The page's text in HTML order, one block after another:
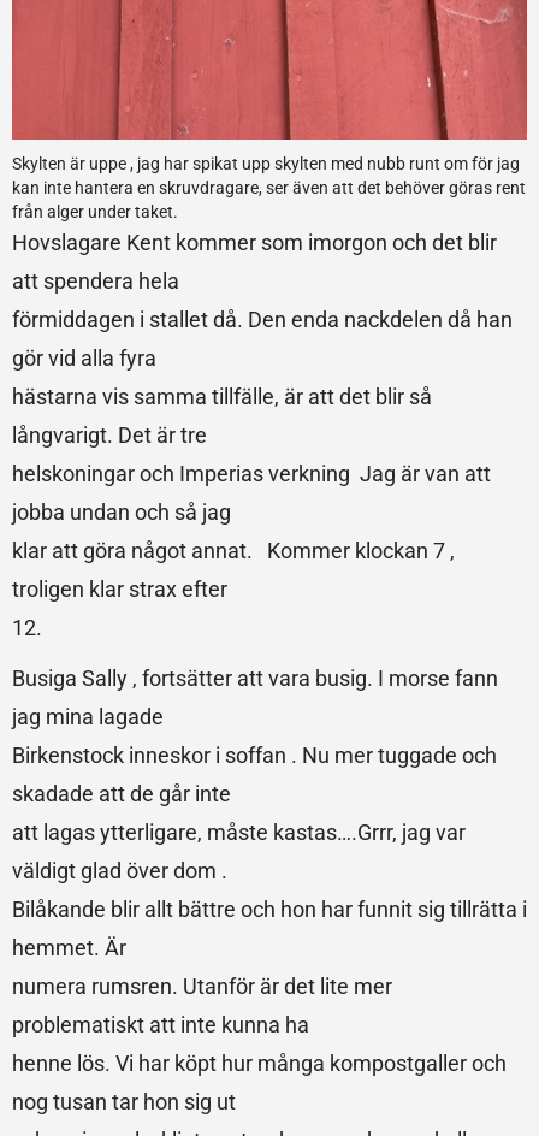
Skylten är uppe , jag har spikat upp skylten med nubb runt om för jag
kan inte hantera en skruvdragare, ser även att det behöver göras rent
från alger under taket.
Hovslagare Kent kommer som imorgon och det blir
att spendera hela
förmiddagen i stallet då. Den enda nackdelen då han
gör vid alla fyra
hästarna vis samma tillfälle, är att det blir så
långvarigt. Det är tre
helskoningar och Imperias verkning Jag är van att
jobba undan och så jag
klar att göra något annat. Kommer klockan 7 ,
troligen klar strax efter
12.
Busiga Sally , fortsätter att vara busig. I morse fann
jag mina lagade
Birkenstock inneskor i soffan . Nu mer tuggade och
skadade att de går inte
att lagas ytterligare, måste kastas….Grrr, jag var
väldigt glad över dom .
Bilåkande blir allt bättre och hon har funnit sig tillrätta i
hemmet. Är
numera rumsren. Utanför är det lite mer
problematiskt att inte kunna ha
henne lös. Vi har köpt hur många kompostgaller och
nog tusan tar hon sig ut